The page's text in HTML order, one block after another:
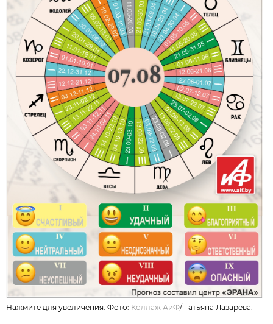
Нажмите для увеличения. Фото: Коллаж АиФ/Татьяна Лазарева.